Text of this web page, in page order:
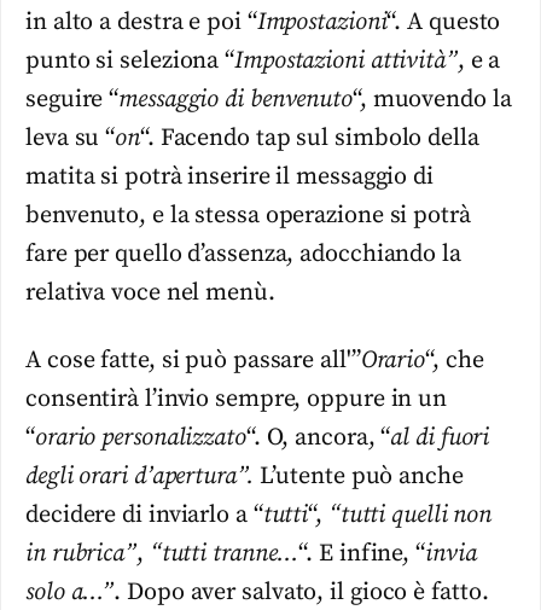
in alto a destra e poi “Impostazioni“. A questo
punto si seleziona “Impostazioni attività”, e a
seguire “messaggio di benvenuto“, muovendo la
leva su “on“. Facendo tap sul simbolo della
matita si potrà inserire il messaggio di
benvenuto, e la stessa operazione si potrà
fare per quello d’assenza, adocchiando la
relativa voce nel menù.
A cose fatte, si può passare all'”Orario“, che
consentirà l’invio sempre, oppure in un
“orario personalizzato“. O, ancora, “al di fuori
degli orari d’apertura”. L’utente può anche
decidere di inviarlo a “tutti“, “tutti quelli non
in rubrica”, “tutti tranne…“. E infine, “invia
solo a…”. Dopo aver salvato, il gioco è fatto.